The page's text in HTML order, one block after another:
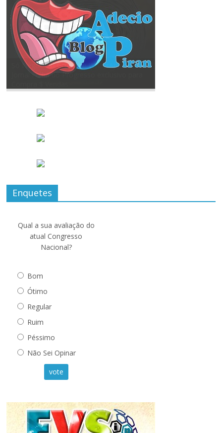
Enquetes
Qual a sua avaliação do
atual Congresso
Nacional?
Bom
Ótimo
Regular
Ruim
Péssimo
Não Sei Opinar
vote